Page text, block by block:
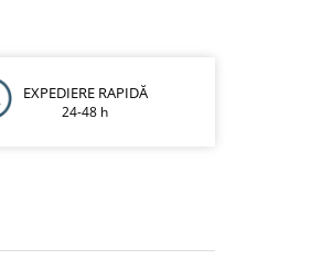
EXPEDIERE RAPIDĂ
24-48 h